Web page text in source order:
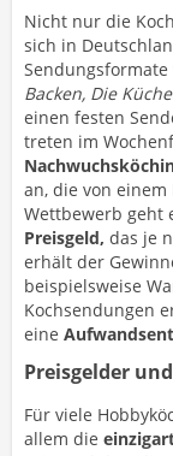
Nicht nur die
sich in
Sendungsformate
Backen, Die
einen festen
treten im
an, die von
Wettbewerb geht
Preisgeld, das je
erhält der
beispielsweise
Kochsendungen
eine
Preisgelder
Für viele
allem die